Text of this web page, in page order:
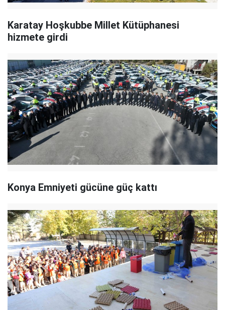
Karatay Hoşkubbe Millet Kütüphanesi
hizmete girdi
Konya Emniyeti gücüne güç kattı